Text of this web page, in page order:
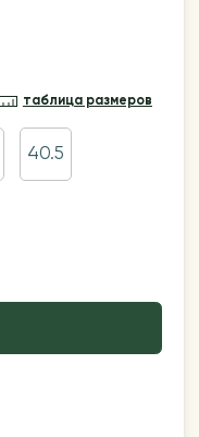
таблица размеров
40.5